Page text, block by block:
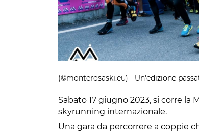
(©monterosaski.eu) - Un'edizione
Sabato 17 giugno 2023, si corre
skyrunning internazionale.
Una gara da percorrere a coppie